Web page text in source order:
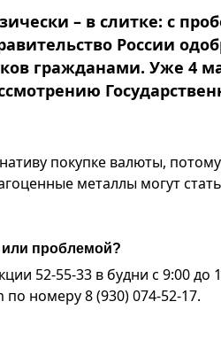
– в слитке: с
России
гражданами. Уже 4
покупке валюты,
металлы могут
или проблемой?
52-55-33 в будни с 9:00 до
номеру 8 (930) 074-52-17.